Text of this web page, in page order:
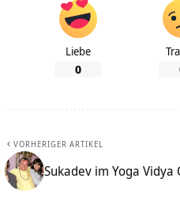
Liebe
0
VORHERIGER ARTIKEL
Sukadev im Yoga